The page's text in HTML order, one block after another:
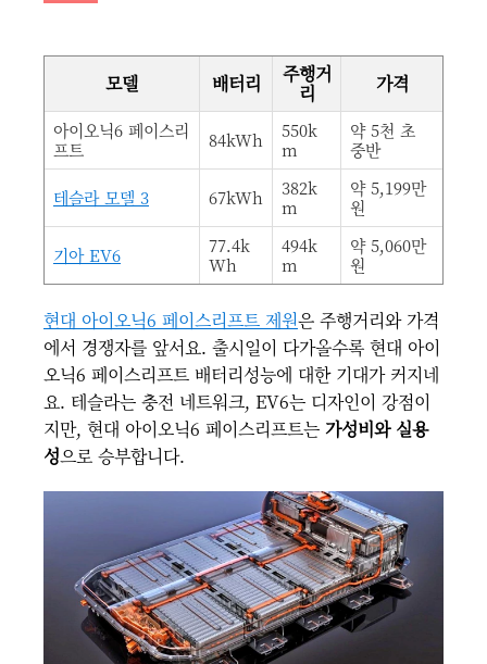
모델 배터리 주행거
리 가격
아이오닉6 페이스리
프트
84kWh
550k
m
약 5천 초
중반
테슬라 모델 3 67kWh
382k
m
약 5,199만
원
기아 EV6
77.4k
Wh
494k
m
약 5,060만
원
현대 아이오닉6 페이스리프트 제원은 주행거리와 가격
에서 경쟁자를 앞서요. 출시일이 다가올수록 현대 아이
오닉6 페이스리프트 배터리성능에 대한 기대가 커지네
요. 테슬라는 충전 네트워크, EV6는 디자인이 강점이
지만, 현대 아이오닉6 페이스리프트는 가성비와 실용
성으로 승부합니다.